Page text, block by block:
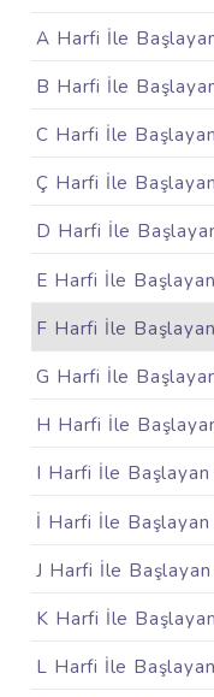
A Harfi İle
B Harfi İle
C Harfi İle
Ç Harfi İle
D Harfi İle
E Harfi İle
F Harfi İle
G Harfi İle
H Harfi İle
I Harfi İle Başlayan
İ Harfi İle Başlayan
J Harfi İle Başlayan
K Harfi İle
L Harfi İle